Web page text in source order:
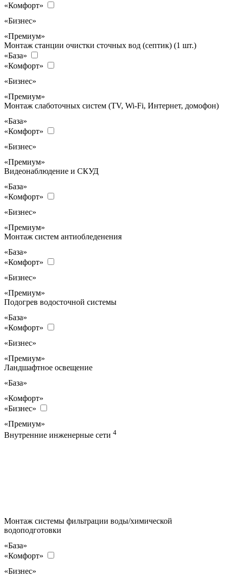
«Комфорт»
«Бизнес»
«Премиум»
Монтаж станции очистки сточных вод (септик) (1 шт.)
«База»
«Комфорт»
«Бизнес»
«Премиум»
Монтаж слаботочных систем (TV, Wi-Fi, Интернет, домофон)
«База»
«Комфорт»
«Бизнес»
«Премиум»
Видеонаблюдение и СКУД
«База»
«Комфорт»
«Бизнес»
«Премиум»
Монтаж систем антиобледенения
«База»
«Комфорт»
«Бизнес»
«Премиум»
Подогрев водосточной системы
«База»
«Комфорт»
«Бизнес»
«Премиум»
Ландшафтное освещение
«База»
«Комфорт»
«Бизнес»
«Премиум»
Внутренние инженерные сети 4
Монтаж системы фильтрации воды/химической
водоподготовки
«База»
«Комфорт»
«Бизнес»